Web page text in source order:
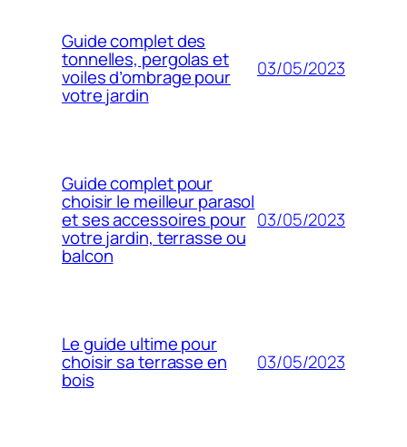
Guide complet des
tonnelles, pergolas et
voiles d’ombrage pour
votre jardin
03/05/2023
Guide complet pour
choisir le meilleur parasol
et ses accessoires pour
votre jardin, terrasse ou
balcon
03/05/2023
Le guide ultime pour
choisir sa terrasse en
bois
03/05/2023